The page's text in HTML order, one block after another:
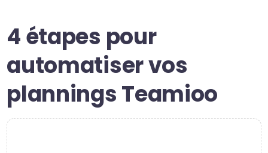
4 étapes pour
automatiser vos
plannings Teamioo